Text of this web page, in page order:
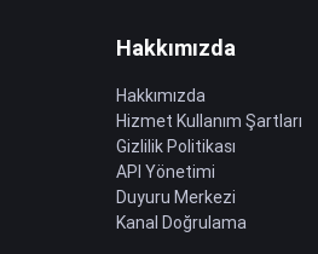
Hakkımızda
Hakkımızda
Hizmet Kullanım Şartları
Gizlilik Politikası
API Yönetimi
Duyuru Merkezi
Kanal Doğrulama